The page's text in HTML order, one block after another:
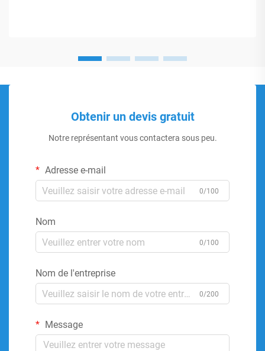
Obtenir un devis gratuit
Notre représentant vous contactera sous peu.
Adresse e-mail
0/100
Nom
0/100
Nom de l'entreprise
0/200
Message